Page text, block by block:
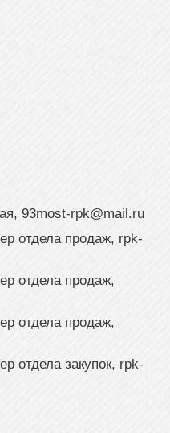
93most-rpk@mail.ru
отдела продаж, rpk-
отдела продаж,
отдела продаж,
отдела закупок, rpk-